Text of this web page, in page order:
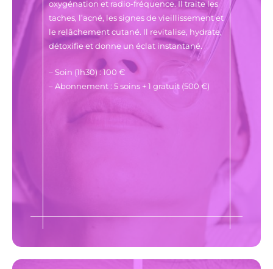
oxygénation et radio-fréquence. Il traite les
taches, l’acné, les signes de vieillissement et
le relâchement cutané. Il revitalise, hydrate,
détoxifie et donne un éclat instantané.
– Soin (1h30) : 100 €
– Abonnement : 5 soins + 1 gratuit (500 €)